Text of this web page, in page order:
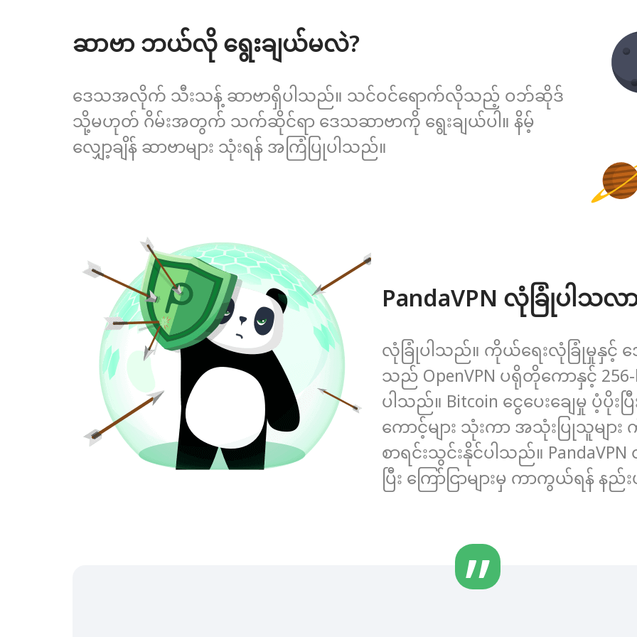
ဆာဗာ ဘယ်လို ရွေးချယ်မလဲ?
ဒေသအလိုက် သီးသန့် ဆာဗာရှိပါသည်။ သင်ဝင်ရောက်လိုသည့် ဝဘ်ဆိုဒ်
သို့မဟုတ် ဂိမ်းအတွက် သက်ဆိုင်ရာ ဒေသဆာဗာကို ရွေးချယ်ပါ။ နိမ့်
လျှော့ချိန် ဆာဗာများ သုံးရန် အကြံပြုပါသည်။
PandaVPN လုံခြုံပါသလာ
လုံခြုံပါသည်။ ကိုယ်ရေးလုံခြုံမှုနှင့် ဒ
သည် OpenVPN ပရိုတိုကောနှင့်
ပါသည်။ Bitcoin ငွေပေးချေမှု ပံ့
ကောင့်များ သုံးကာ အသုံးပြုသူမျ
စာရင်းသွင်းနိုင်ပါသည်။
ပြီး ကြော်ငြာများမှ ကာကွယ်ရန် န